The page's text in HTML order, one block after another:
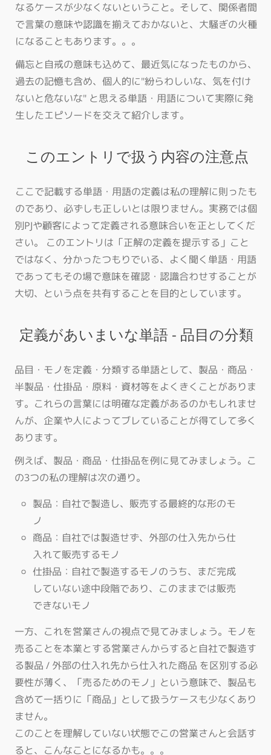
なるケースが少なくないということ。そして、関係者間
で言葉の意味や認識を揃えておかないと、大騒ぎの火種
になることもあります。。。
備忘と自戒の意味も込めて、最近気になったものから、
過去の記憶も含め、個人的に"紛らわしいな、気を付け
ないと危ないな" と思える単語・用語について実際に発
生したエピソードを交えて紹介します。
このエントリで扱う内容の注意点
ここで記載する単語・用語の定義は私の理解に則ったも
のであり、必ずしも正しいとは限りません。実務では個
別PJや顧客によって定義される意味合いを正としてくだ
さい。 このエントリは「正解の定義を提示する」こと
ではなく、分かったつもりでいる、よく聞く単語・用語
であってもその場で意味を確認・認識合わせすることが
大切、という点を共有することを目的としています。
定義があいまいな単語 - 品目の分類
品目・モノを定義・分類する単語として、製品・商品・
半製品・仕掛品・原料・資材等をよくきくことがありま
す。これらの言葉には明確な定義があるのかもしれませ
んが、企業や人によってブレていることが得てして多く
あります。
例えば、製品・商品・仕掛品を例に見てみましょう。こ
の3つの私の理解は次の通り。
製品：自社で製造し、販売する最終的な形のモ
ノ
商品：自社では製造せず、外部の仕入先から仕
入れて販売するモノ
仕掛品：自社で製造するモノのうち、まだ完成
していない途中段階であり、このままでは販売
できないモノ
一方、これを営業さんの視点で見てみましょう。モノを
売ることを本業とする営業さんからすると自社で製造す
る製品 / 外部の仕入れ先から仕入れた商品 を区別する必
要性が薄く、「売るためのモノ」という意味で、製品も
含めて一括りに「商品」として扱うケースも少なくあり
ません。
このことを理解していない状態でこの営業さんと会話す
ると、こんなことになるかも。。。